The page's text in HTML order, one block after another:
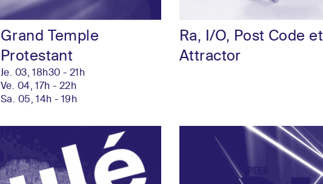
Grand Temple
Protestant
Je. 03, 18h30 - 21h
Ve. 04, 17h - 22h
Sa. 05, 14h - 19h
Ra, I/O, Post Code et
Attractor